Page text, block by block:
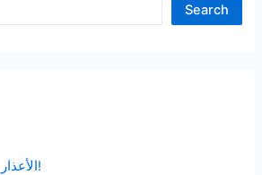
Search
الأعذار مقابل السلوك السيئ!